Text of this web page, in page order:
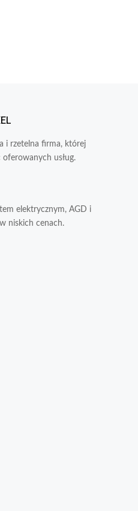
i rzetelna firma, której
usług.
elektrycznym, AGD i
niskich cenach.